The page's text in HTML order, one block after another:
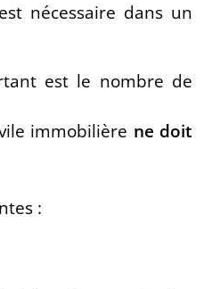
nécessaire dans un
est le nombre de
immobilière ne doit
: